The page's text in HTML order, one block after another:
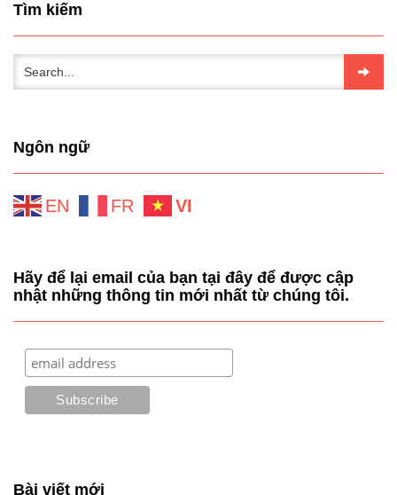
Tìm kiếm
Ngôn ngữ
EN FR VI
Hãy để lại email của bạn tại đây để được cập
nhật những thông tin mới nhất từ chúng tôi.
Bài viết mới